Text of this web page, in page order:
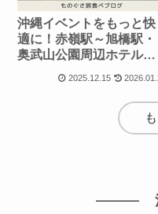
沖縄イベントをもっと快
適に！赤嶺駅～旭橋駅・
奥武山公園周辺ホテル案
2025.12.15